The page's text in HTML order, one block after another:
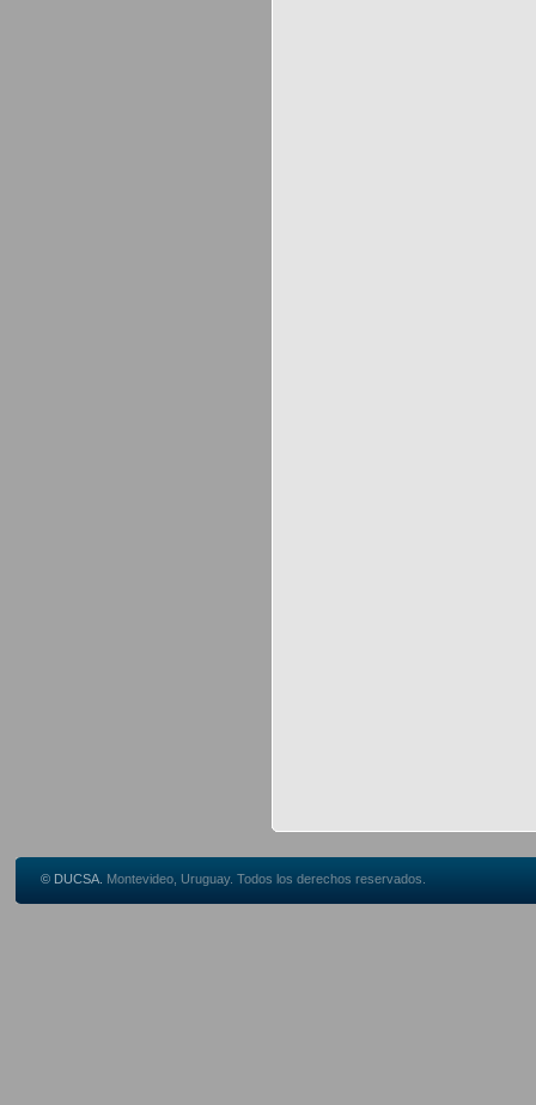
© DUCSA. Montevideo, Uruguay. Todos los derechos reservados.